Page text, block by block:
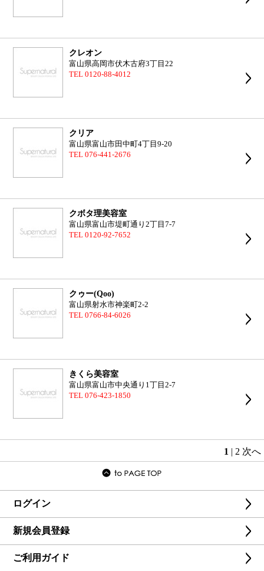
クレオン
富山県高岡市伏木古府3丁目22
TEL 0120-88-4012
クリア
富山県富山市田中町4丁目9-20
TEL 076-441-2676
クボタ理美容室
富山県富山市堤町通り2丁目7-7
TEL 0120-92-7652
クゥー(Qoo)
富山県射水市神楽町2-2
TEL 0766-84-6026
きくら美容室
富山県富山市中央通り1丁目2-7
TEL 076-423-1850
1 | 2 次へ
ログイン
新規会員登録
ご利用ガイド